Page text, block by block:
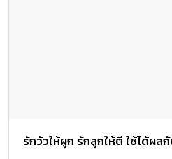
รักวัวให้ผูก รักลูกให้ตี ใช้ได้ผล